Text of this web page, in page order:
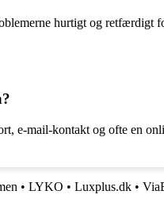
hurtigt og retfærdigt
e-mail-kontakt og ofte en
• LYKO • Luxplus.dk •